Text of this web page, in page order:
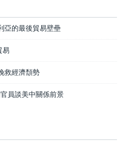
亞的最後貿易壁壘
易
救經濟頹勢
員談美中關係前景